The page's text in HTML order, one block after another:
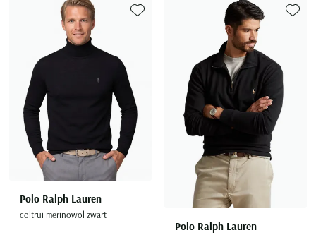
Polo Ralph Lauren
coltrui merinowol zwart
Toevoegen aan favorieten
Polo Ralph Lauren